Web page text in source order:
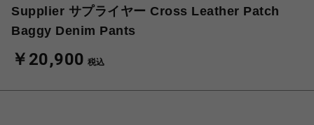
Supplier サプライヤー Cross Leather Patch
Baggy Denim Pants
￥20,900 税込